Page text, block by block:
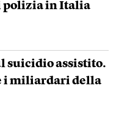
polizia in Italia
suicidio assistito.
i miliardari della